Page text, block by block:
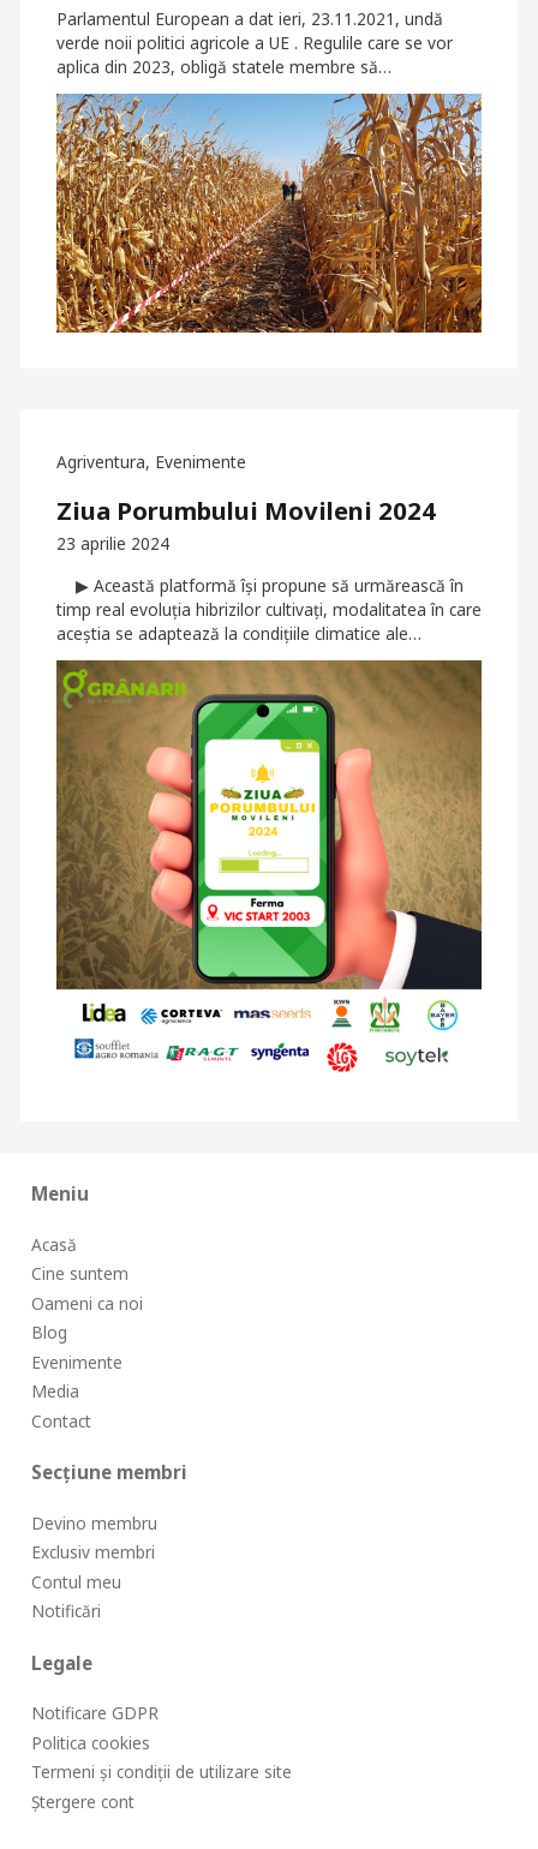
Parlamentul European a dat ieri, 23.11.2021, undă
verde noii politici agricole a UE . Regulile care se vor
aplica din 2023, obligă statele membre să…
Agriventura, Evenimente
Ziua Porumbului Movileni 2024
23 aprilie 2024
▶ Această platformă își propune să urmărească în
timp real evoluția hibrizilor cultivați, modalitatea în care
aceștia se adaptează la condițiile climatice ale…
Meniu
Acasă
Cine suntem
Oameni ca noi
Blog
Evenimente
Media
Contact
Secțiune membri
Devino membru
Exclusiv membri
Contul meu
Notificări
Legale
Notificare GDPR
Politica cookies
Termeni și condiții de utilizare site
Ștergere cont